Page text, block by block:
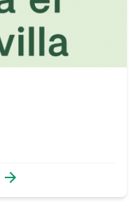
arrow_forward